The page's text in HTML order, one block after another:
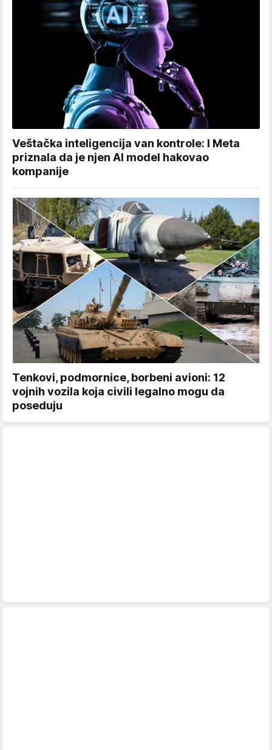
Veštačka inteligencija van kontrole: I Meta
priznala da je njen AI model hakovao
kompanije
Tenkovi, podmornice, borbeni avioni: 12
vojnih vozila koja civili legalno mogu da
poseduju